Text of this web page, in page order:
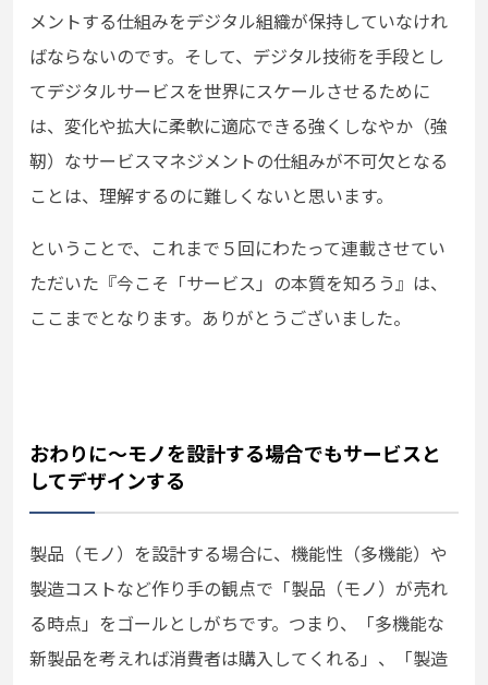
メントする仕組みをデジタル組織が保持していなけれ
ばならないのです。そして、デジタル技術を手段とし
てデジタルサービスを世界にスケールさせるために
は、変化や拡大に柔軟に適応できる強くしなやか（強
靭）なサービスマネジメントの仕組みが不可欠となる
ことは、理解するのに難しくないと思います。
ということで、これまで５回にわたって連載させてい
ただいた『今こそ「サービス」の本質を知ろう』は、
ここまでとなります。ありがとうございました。
おわりに～モノを設計する場合でもサービスと
してデザインする
製品（モノ）を設計する場合に、機能性（多機能）や
製造コストなど作り手の観点で「製品（モノ）が売れ
る時点」をゴールとしがちです。つまり、「多機能な
新製品を考えれば消費者は購入してくれる」、「製造